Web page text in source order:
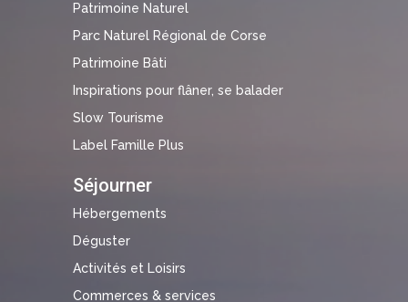
Patrimoine Naturel
Parc Naturel Régional de Corse
Patrimoine Bâti
Inspirations pour flâner, se balader
Slow Tourisme
Label Famille Plus
Séjourner
Hébergements
Déguster
Activités et Loisirs
Commerces & services